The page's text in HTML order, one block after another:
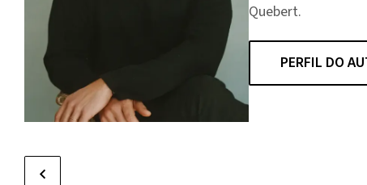
Quebert.
PERFIL DO